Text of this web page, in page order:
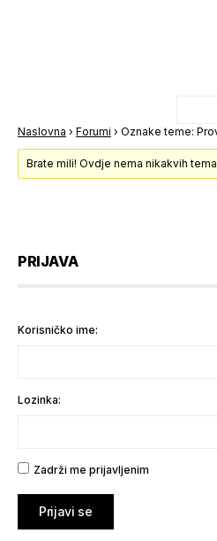
Naslovna › Forumi › Oznake teme:
Brate mili! Ovdje nema nikakvih
PRIJAVA
Korisničko ime:
Lozinka:
Zadrži me prijavljenim
Prijavi se